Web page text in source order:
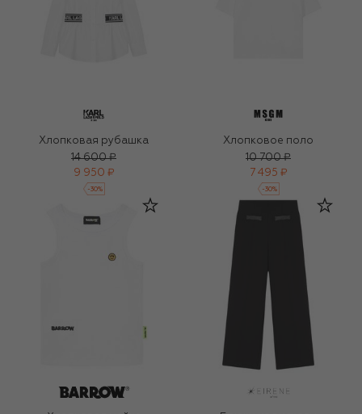
Хлопковая рубашка
14 600 ₽
9 950 ₽
-30%
Хлопковое поло
10 700 ₽
7 495 ₽
-30%